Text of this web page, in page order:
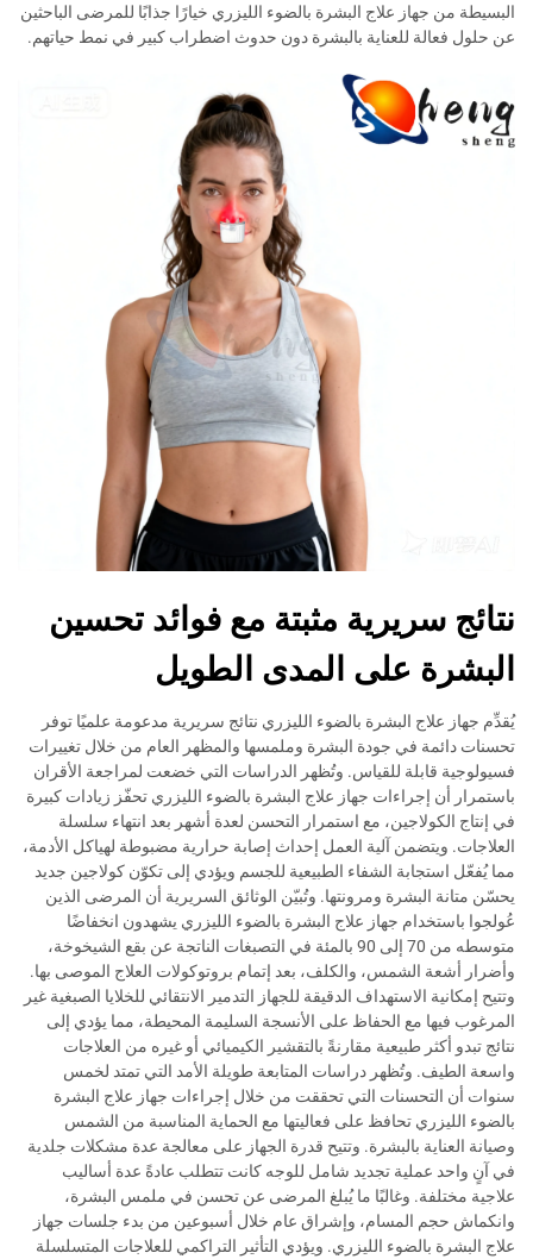
البسيطة من جهاز علاج البشرة بالضوء الليزري خيارًا جذابًا للمرضى الباحثين
عن حلول فعالة للعناية بالبشرة دون حدوث اضطراب كبير في نمط حياتهم.
نتائج سريرية مثبتة مع فوائد تحسين
البشرة على المدى الطويل
يُقدِّم جهاز علاج البشرة بالضوء الليزري نتائج سريرية مدعومة علميًا توفر
تحسنات دائمة في جودة البشرة وملمسها والمظهر العام من خلال تغييرات
فسيولوجية قابلة للقياس. وتُظهر الدراسات التي خضعت لمراجعة الأقران
باستمرار أن إجراءات جهاز علاج البشرة بالضوء الليزري تحفّز زيادات كبيرة
في إنتاج الكولاجين، مع استمرار التحسن لعدة أشهر بعد انتهاء سلسلة
العلاجات. ويتضمن آلية العمل إحداث إصابة حرارية مضبوطة لهياكل الأدمة،
مما يُفعّل استجابة الشفاء الطبيعية للجسم ويؤدي إلى تكوّن كولاجين جديد
يحسّن متانة البشرة ومرونتها. وتُبيّن الوثائق السريرية أن المرضى الذين
عُولجوا باستخدام جهاز علاج البشرة بالضوء الليزري يشهدون انخفاضًا
متوسطه من 70 إلى 90 بالمئة في التصبغات الناتجة عن بقع الشيخوخة،
وأضرار أشعة الشمس، والكلف، بعد إتمام بروتوكولات العلاج الموصى بها.
وتتيح إمكانية الاستهداف الدقيقة للجهاز التدمير الانتقائي للخلايا الصبغية غير
المرغوب فيها مع الحفاظ على الأنسجة السليمة المحيطة، مما يؤدي إلى
نتائج تبدو أكثر طبيعية مقارنةً بالتقشير الكيميائي أو غيره من العلاجات
واسعة الطيف. وتُظهر دراسات المتابعة طويلة الأمد التي تمتد لخمس
سنوات أن التحسنات التي تحققت من خلال إجراءات جهاز علاج البشرة
بالضوء الليزري تحافظ على فعاليتها مع الحماية المناسبة من الشمس
وصيانة العناية بالبشرة. وتتيح قدرة الجهاز على معالجة عدة مشكلات جلدية
في آنٍ واحد عملية تجديد شامل للوجه كانت تتطلب عادةً عدة أساليب
علاجية مختلفة. وغالبًا ما يُبلغ المرضى عن تحسن في ملمس البشرة،
وانكماش حجم المسام، وإشراق عام خلال أسبوعين من بدء جلسات جهاز
علاج البشرة بالضوء الليزري. ويؤدي التأثير التراكمي للعلاجات المتسلسلة